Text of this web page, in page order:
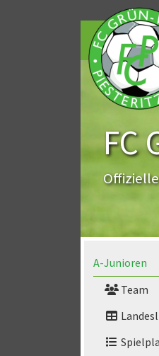
FC
A-Junioren
Team